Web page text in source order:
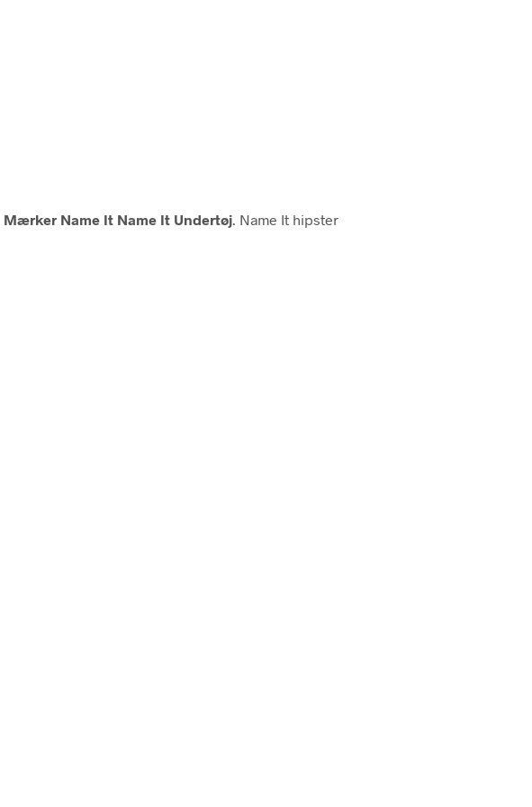
Mærker Name It Name It Undertøj . Name It hipster